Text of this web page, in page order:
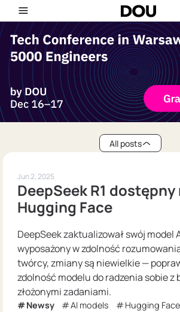
All posts
Jun 2, 2025
DeepSeek R1 dostępny
Hugging Face
DeepSeek zaktualizował swój model
wyposażony w zdolność
twórcy, zmiany są niewielkie —
zdolność modelu do radzenia sobie z
złożonymi zadaniami.
Newsy AI models
Hugging Face